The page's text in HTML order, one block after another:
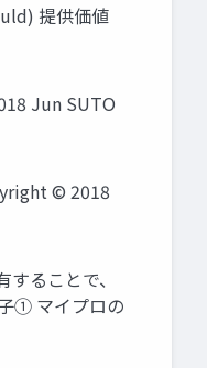
提供価値
Jun SUTO
© 2018
ることで、
① マイプロの